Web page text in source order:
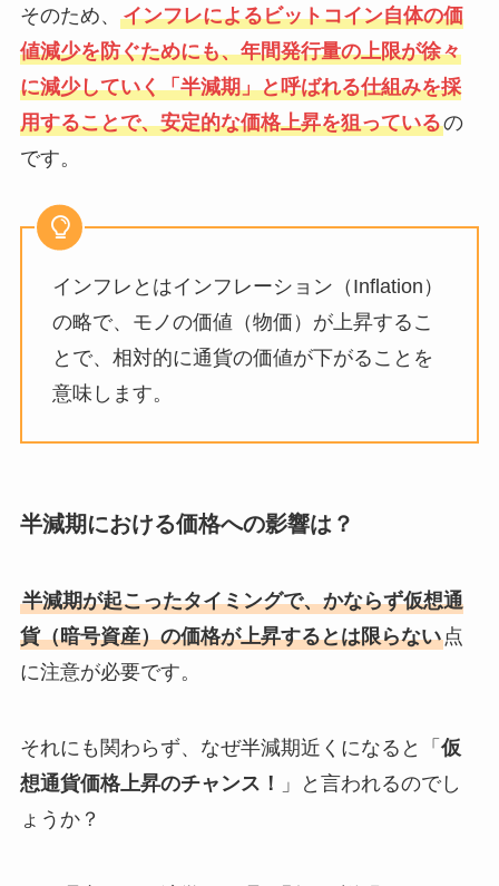
そのため、 インフレによるビットコイン自体の価
値減少を防ぐためにも、年間発行量の上限が徐々
に減少していく「半減期」と呼ばれる仕組みを採
用することで、安定的な価格上昇を狙っているの
です。
インフレとはインフレーション（Inflation）
の略で、モノの価値（物価）が上昇するこ
とで、相対的に通貨の価値が下がることを
意味します。
半減期における価格への影響は？
半減期が起こったタイミングで、かならず仮想通
貨（暗号資産）の価格が上昇するとは限らない点
に注意が必要です。
それにも関わらず、なぜ半減期近くになると「 仮
想通貨価格上昇のチャンス！
」と言われるのでし
ょうか？